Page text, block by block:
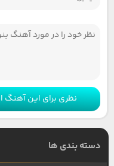
نظری برای این آهنگ
دسته بندی ها